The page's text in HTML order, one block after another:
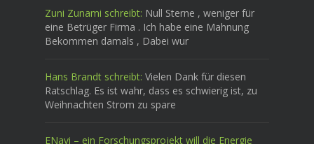
Zuni Zunami schreibt: Null Sterne , weniger für
eine Betrüger Firma . Ich habe eine Mahnung
Bekommen damals , Dabei wur
Hans Brandt schreibt: Vielen Dank für diesen
Ratschlag. Es ist wahr, dass es schwierig ist, zu
Weihnachten Strom zu spare
ENavi – ein Forschungsprojekt will die Energie